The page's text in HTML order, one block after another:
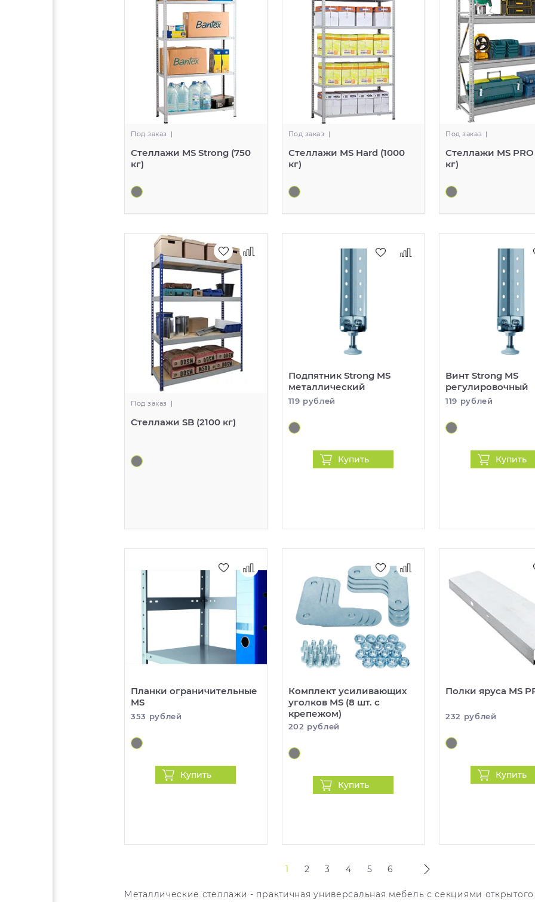
Под заказ |
Стеллажи MS Strong (750
кг)
Под заказ |
Стеллажи MS Hard (1000
кг)
Под заказ |
Стеллажи MS
кг)
Под заказ |
Стеллажи SB (2100 кг)
Подпятник Strong MS
металлический
119 рублей
Купить
Винт Strong MS
регулировочный
119 рублей
Купить
Планки ограничительные
MS
353 рублей
Купить
Комплект усиливающих
уголков MS (8 шт. с
крепежом)
202 рублей
Купить
Полки яруса MS
232 рублей
Купить
1 2 3 4 5 6
Металлические стеллажи - практичная универсальная мебель с секциями